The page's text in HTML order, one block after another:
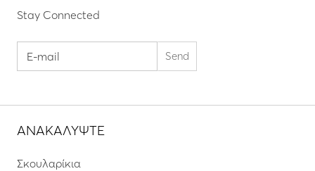
Stay Connected
ΑΝΑΚΑΛΥΨΤΕ
Σκουλαρίκια